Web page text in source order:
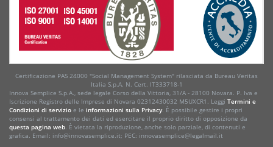
Certificazione PAS 24000 "Social Management System" rilasciata da Bureau Veritas
Italia S.p.A. N. Cert. IT333718-1
Innova Semplice S.p.A., sede legale Corso della Vittoria, 31/A - 28100 Novara. P. Iva e
Iscrizione Registro delle Imprese di Novara 02312430032 M5UXCR1. Leggi Termini e
Condizioni di servizio e le informazioni sulla Privacy. È possibile gestire i propri
consensi al trattamento dei dati ed esercitare il proprio diritto di opposizione da
questa pagina web . È vietata la riproduzione, anche solo parziale, di contenuti e
grafica. Email: info@innovasemplice.it; PEC: innovasemplice@legalmail.it